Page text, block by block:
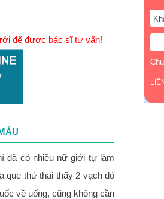
để được bác sĩ tư vấn!
đã có nhiều nữ giới tự làm
que thử thai thấy 2 vạch đỏ
về uống, cũng không cần